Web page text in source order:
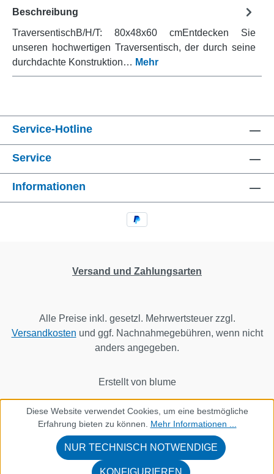
Beschreibung
TraversentischB/H/T: 80x48x60 cmEntdecken Sie
unseren hochwertigen Traversentisch, der durch seine
durchdachte Konstruktion… Mehr
Service-Hotline
Service
Informationen
Versand und Zahlungsarten
Alle Preise inkl. gesetzl. Mehrwertsteuer zzgl.
Versandkosten und ggf. Nachnahmegebühren, wenn nicht
anders angegeben.
Erstellt von blume
Diese Website verwendet Cookies, um eine bestmögliche
Erfahrung bieten zu können. Mehr Informationen ...
NUR TECHNISCH NOTWENDIGE
KONFIGURIEREN